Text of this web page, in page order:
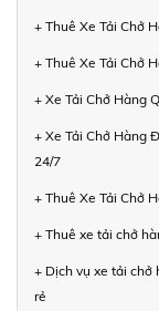
+ Thuê Xe Tải Chở
+ Thuê Xe Tải Chở
+ Xe Tải Chở Hàng
+ Xe Tải Chở Hàng
24/7
+ Thuê Xe Tải Chở
+ Thuê xe tải chở
+ Dịch vụ xe tải chở
rẻ